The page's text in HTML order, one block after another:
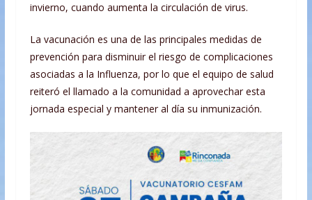
invierno, cuando aumenta la circulación de virus.
La vacunación es una de las principales medidas de
prevención para disminuir el riesgo de complicaciones
asociadas a la Influenza, por lo que el equipo de salud
reiteró el llamado a la comunidad a aprovechar esta
jornada especial y mantener al día su inmunización.